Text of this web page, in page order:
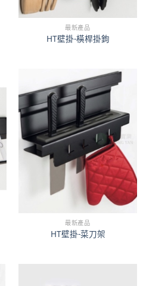
最新產品
HT壁掛-橫桿掛鉤
最新產品
HT壁掛-菜刀架